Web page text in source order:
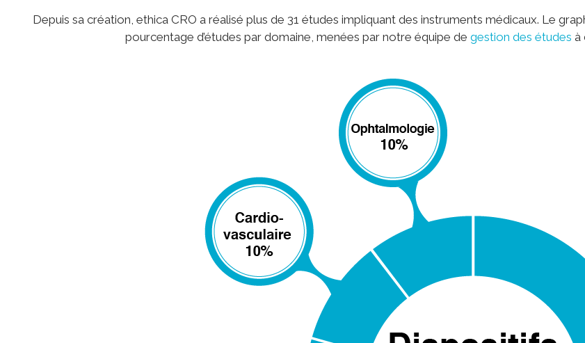
Depuis sa création, ethica CRO a réalisé plus de 31 études impliquant des instruments médicaux. Le
pourcentage d’études par domaine, menées par notre équipe degestion des études à